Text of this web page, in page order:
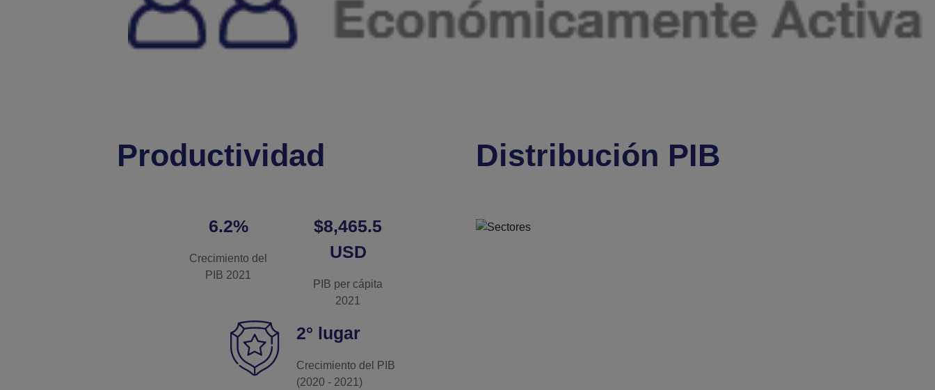
Productividad
6.2%
Crecimiento del
PIB 2021
$8,465.5
USD
PIB per cápita
2021
2° lugar
Crecimiento del PIB
(2020 - 2021)
Distribución PIB